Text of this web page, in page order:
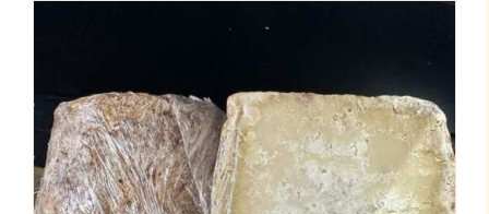
AJOUTER AU PANIER
/